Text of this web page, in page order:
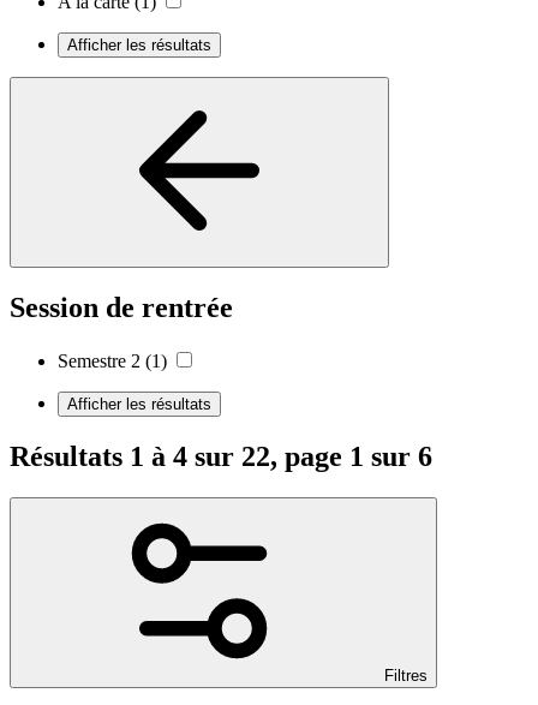
Afficher les résultats
Session de rentrée
Semestre 2 (1)
Afficher les résultats
Résultats 1 à 4 sur 22, page 1 sur 6
Filtres